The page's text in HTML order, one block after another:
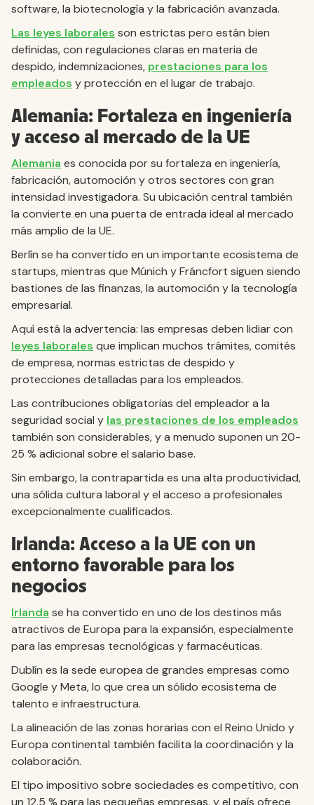
software, la biotecnología y la fabricación avanzada.
Las leyes laborales son estrictas pero están bien
definidas, con regulaciones claras en materia de
despido, indemnizaciones, prestaciones para los
empleados y protección en el lugar de trabajo.
Alemania: Fortaleza en ingeniería
y acceso al mercado de la UE
Alemania es conocida por su fortaleza en ingeniería,
fabricación, automoción y otros sectores con gran
intensidad investigadora. Su ubicación central también
la convierte en una puerta de entrada ideal al mercado
más amplio de la UE.
Berlín se ha convertido en un importante ecosistema de
startups, mientras que Múnich y Fráncfort siguen siendo
bastiones de las finanzas, la automoción y la tecnología
empresarial.
Aquí está la advertencia: las empresas deben lidiar con
leyes laborales que implican muchos trámites, comités
de empresa, normas estrictas de despido y
protecciones detalladas para los empleados.
Las contribuciones obligatorias del empleador a la
seguridad social y las prestaciones de los empleados
también son considerables, y a menudo suponen un 20-
25 % adicional sobre el salario base.
Sin embargo, la contrapartida es una alta productividad,
una sólida cultura laboral y el acceso a profesionales
excepcionalmente cualificados.
Irlanda: Acceso a la UE con un
entorno favorable para los
negocios
Irlanda se ha convertido en uno de los destinos más
atractivos de Europa para la expansión, especialmente
para las empresas tecnológicas y farmacéuticas.
Dublín es la sede europea de grandes empresas como
Google y Meta, lo que crea un sólido ecosistema de
talento e infraestructura.
La alineación de las zonas horarias con el Reino Unido y
Europa continental también facilita la coordinación y la
colaboración.
El tipo impositivo sobre sociedades es competitivo, con
un 12,5 % para las pequeñas empresas, y el país ofrece